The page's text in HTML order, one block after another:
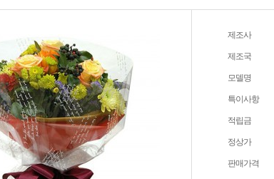
제조사
제조국
모델명
특이사항
적립금
정상가
판매가격